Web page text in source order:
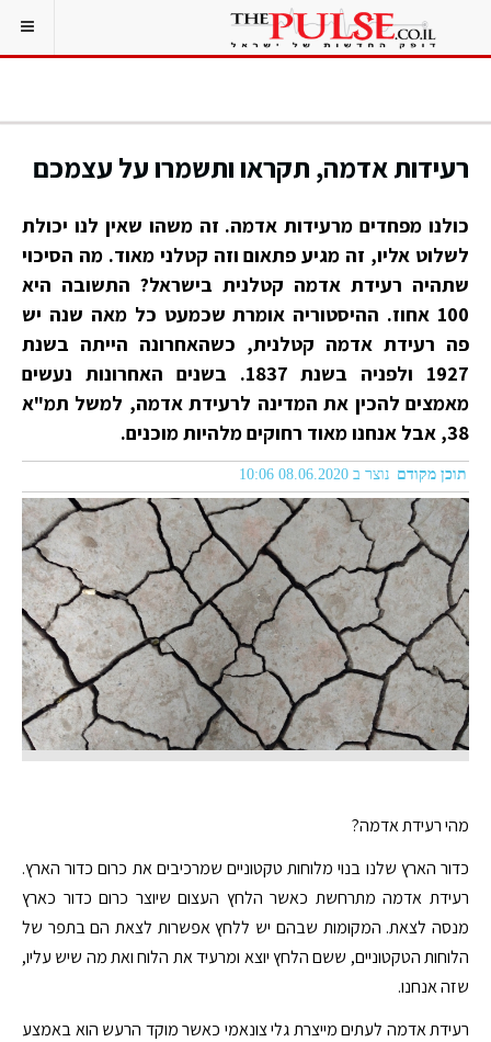
רעידות אדמה, תקראו ותשמרו על עצמכם
כולנו מפחדים מרעידות אדמה. זה משהו שאין לנו יכולת
לשלוט אליו, זה מגיע פתאום וזה קטלני מאוד. מה הסיכוי
שתהיה רעידת אדמה קטלנית בישראל? התשובה היא
100 אחוז. ההיסטוריה אומרת שכמעט כל מאה שנה יש
פה רעידת אדמה קטלנית, כשהאחרונה הייתה בשנת
1927 ולפניה בשנת 1837. בשנים האחרונות נעשים
מאמצים להכין את המדינה לרעידת אדמה, למשל תמ"א
38, אבל אנחנו מאוד רחוקים מלהיות מוכנים.
תוכן מקודם נוצר ב 08.06.2020 10:06
מהי רעידת אדמה?
כדור הארץ שלנו בנוי מלוחות טקטוניים שמרכיבים את כרום כדור הארץ.
רעידת אדמה מתרחשת כאשר הלחץ העצום שיוצר כרום כדור כארץ
מנסה לצאת. המקומות שבהם יש ללחץ אפשרות לצאת הם בתפר של
הלוחות הטקטוניים, ששם הלחץ יוצא ומרעיד את הלוח ואת מה שיש עליו,
שזה אנחנו.
רעידת אדמה לעתים מייצרת גלי צונאמי כאשר מוקד הרעש הוא באמצע